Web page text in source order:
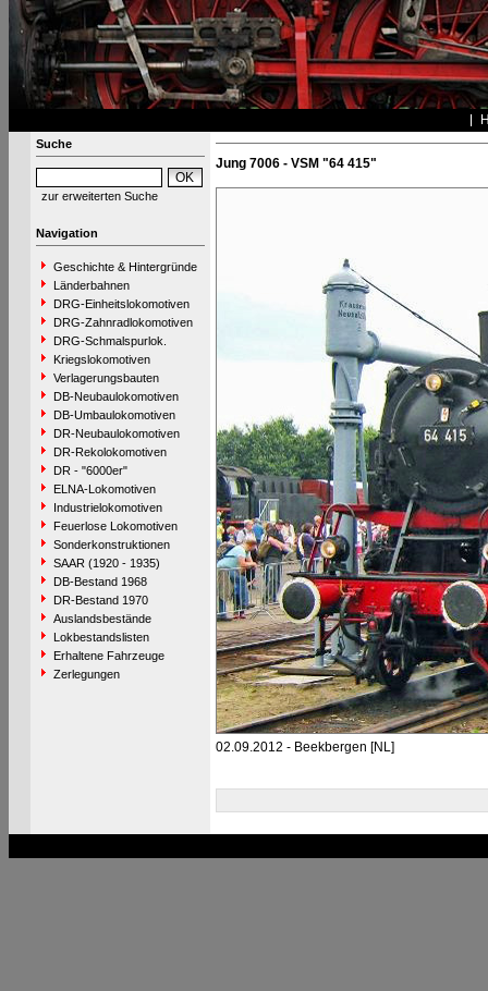
Suche
zur erweiterten Suche
Navigation
Geschichte & Hintergründe
Länderbahnen
DRG-Einheitslokomotiven
DRG-Zahnradlokomotiven
DRG-Schmalspurlok.
Kriegslokomotiven
Verlagerungsbauten
DB-Neubaulokomotiven
DB-Umbaulokomotiven
DR-Neubaulokomotiven
DR-Rekolokomotiven
DR - "6000er"
ELNA-Lokomotiven
Industrielokomotiven
Feuerlose Lokomotiven
Sonderkonstruktionen
SAAR (1920 - 1935)
DB-Bestand 1968
DR-Bestand 1970
Auslandsbestände
Lokbestandslisten
Erhaltene Fahrzeuge
Zerlegungen
Jung 7006 - VSM "64 415"
02.09.2012 - Beekbergen [NL]